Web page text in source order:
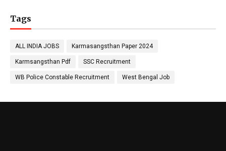
Tags
ALL INDIA JOBS Karmasangsthan Paper 2024
Karmsangsthan Pdf SSC Recruitment
WB Police Constable Recruitment West Bengal Job